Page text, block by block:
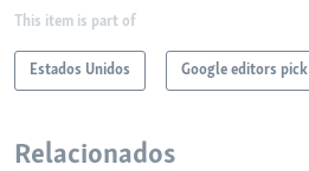
This item is part of
Estados Unidos Google editors pick
Relacionados